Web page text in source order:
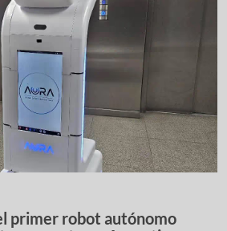
primer robot autónomo